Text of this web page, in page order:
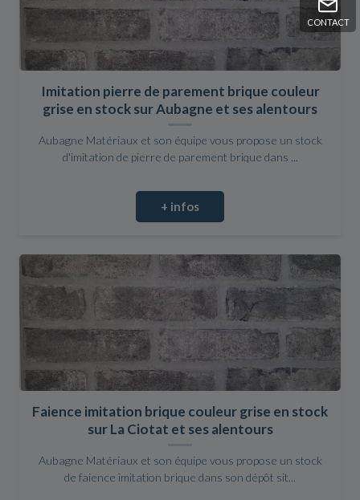
CONTACT
Imitation pierre de parement brique couleur
grise en stock sur Aubagne et ses alentours
Aubagne Matériaux et son équipe vous propose un stock
d'imitation de pierre de parement brique dans ...
+ infos
Faience imitation brique couleur grise en stock
sur La Ciotat et ses alentours
Aubagne Matériaux et son équipe vous propose un stock
de faience imitation brique dans son dépôt sit...